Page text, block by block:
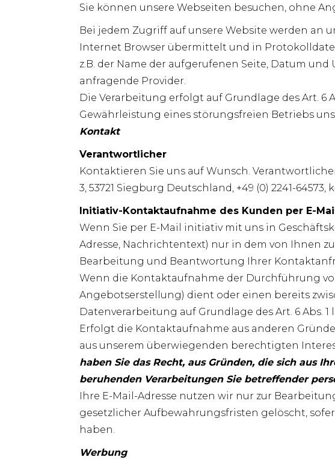
Sie können unsere Webseiten besuchen, ohne
Bei jedem Zugriff auf unsere Website werden an
Internet Browser übermittelt und in
z.B. der Name der aufgerufenen Seite, Datum
anfragende Provider.
Die Verarbeitung erfolgt auf Grundlage des Art. 6
Gewährleistung eines störungsfreien Betriebs
Kontakt
Verantwortlicher
Kontaktieren Sie uns auf Wunsch.
3, 53721 Siegburg Deutschland, +49 (0) 2241-
Initiativ-Kontaktaufnahme des Kunden per E-
Wenn Sie per E-Mail initiativ mit uns in
Adresse, Nachrichtentext) nur in dem von Ihnen
Bearbeitung und Beantwortung Ihrer
Wenn die Kontaktaufnahme der Durchführung
Angebotserstellung) dient oder einen bereits
Datenverarbeitung auf Grundlage des Art. 6 Abs. 1
Erfolgt die Kontaktaufnahme aus anderen
aus unserem überwiegenden berechtigten
haben Sie das Recht, aus Gründen, die sich aus
beruhenden Verarbeitungen Sie betreffender
Ihre E-Mail-Adresse nutzen wir nur zur
gesetzlicher Aufbewahrungsfristen gelöscht,
haben.
Werbung